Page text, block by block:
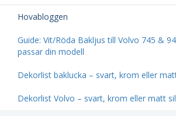
Hovabloggen
Guide: Vit/Röda Bakljus till Volvo 745 &
passar din modell
Dekorlist baklucka – svart, krom eller
Dekorlist Volvo – svart, krom eller matt